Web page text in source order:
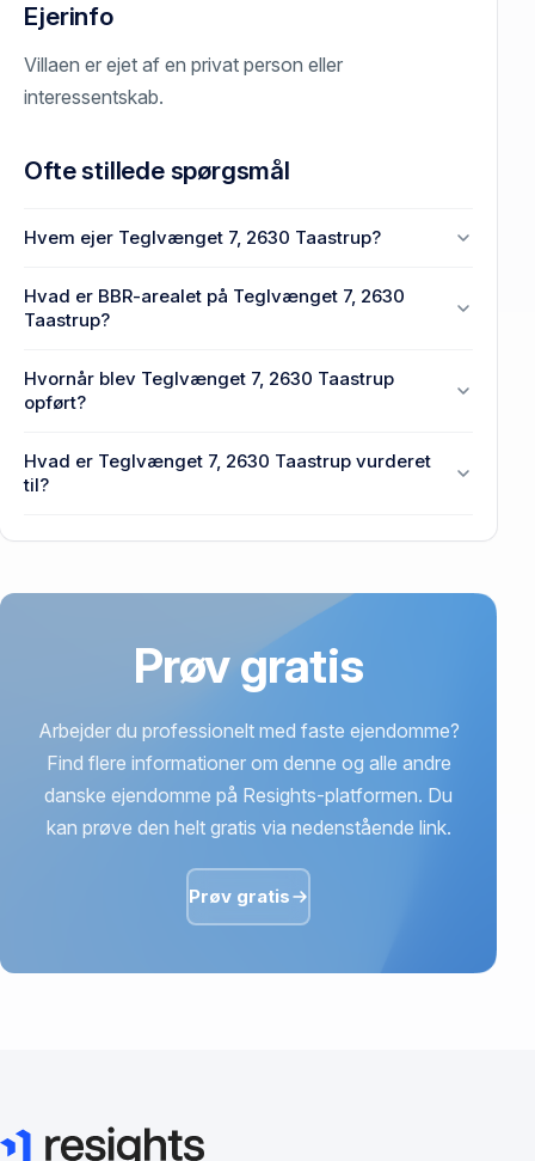
Ejerinfo
Villaen er ejet af en privat person eller
interessentskab.
Ofte stillede spørgsmål
Hvem ejer Teglvænget 7, 2630 Taastrup?
En eller flere privat(e) ejer Teglvænget 7, 2630
Taastrup.
Hvad er BBR-arealet på Teglvænget 7, 2630
Taastrup?
Enhedens BBR-areal er 101 m² på Teglvænget 7,
2630 Taastrup.
Hvornår blev Teglvænget 7, 2630 Taastrup
opført?
Teglvænget 7, 2630 Taastrup.
Hvad er Teglvænget 7, 2630 Taastrup vurderet
til?
Prøv gratis
Arbejder du professionelt med faste ejendomme?
Find flere informationer om denne og alle andre
danske ejendomme på Resights-platformen. Du
kan prøve den helt gratis via nedenstående link.
Prøv gratis